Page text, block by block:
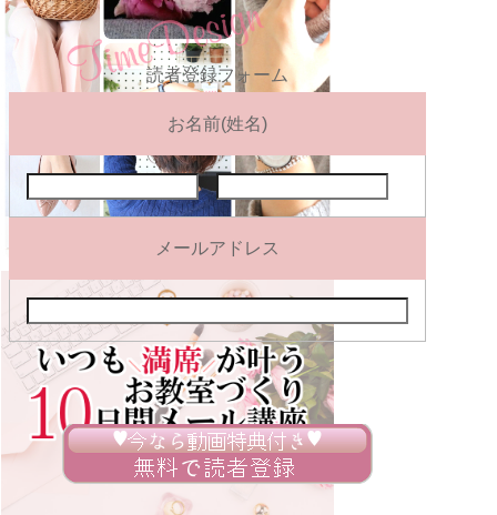
読者登録フォーム
お名前(姓名)
メールアドレス